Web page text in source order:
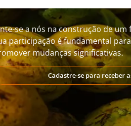
se a nós na construção de
participação é fundamental
mudanças significativas.
Cadastre-se para receber